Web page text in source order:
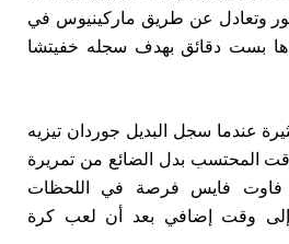
وتعادل عن طريق ‌ماركينيوس في
بعدها بست دقائق بهدف سجله خفيتشا
عندما سجل البديل جوردان تيزيه
2-2 في الوقت المحتسب بدل الضائع من تمريرة
‌فاوت فايس فرصة في اللحظات
إلى وقت إضافي بعد ‌أن لعب كرة